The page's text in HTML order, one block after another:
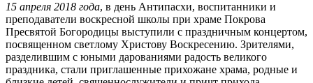
15 апреля 2018 года, в день Антипасхи, воспитанники и
преподаватели воскресной школы при храме Покрова
Пресвятой Богородицы выступили с праздничным концертом,
посвященном светлому Христову Воскресению. Зрителями,
разделившим с юными дарованиями радость великого
праздника, стали приглашенные прихожане храма, родные и